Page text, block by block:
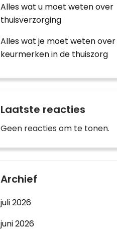
Alles wat u moet weten over
thuisverzorging
Alles wat je moet weten over
keurmerken in de thuiszorg
Laatste reacties
Geen reacties om te tonen.
Archief
juli 2026
juni 2026